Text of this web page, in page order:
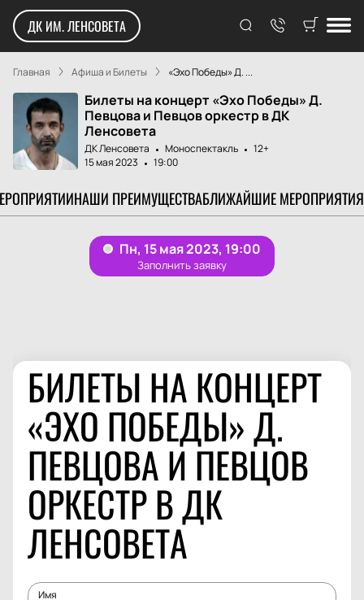
ДК ИМ. ЛЕНСОВЕТА
Главная Афиша и Билеты «Эхо Победы» Д. ...
Билеты на концерт «Эхо Победы» Д.
Певцова и Певцов оркестр в ДК
Ленсовета
ДК Ленсовета Моноспектакль
12+
15 мая 2023
19:00
НАШИ ПРЕИМУЩЕСТВАБЛИЖАЙШИЕ МЕРОПРИЯТИЯ
БИЛЕТЫ НА КОНЦЕРТ
«ЭХО ПОБЕДЫ» Д.
ПЕВЦОВА И ПЕВЦОВ
ОРКЕСТР В ДК
ЛЕНСОВЕТА
Имя